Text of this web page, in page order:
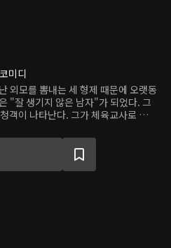
미디
외모를 뽐내는 세 형제 때문에 오랫동
"잘 생기지 않은 남자"가 되었다. 그
객이 나타난다. 그가 체육교사로 일하
앓고 있다. 15년 전, 서연에게 "뚱뚱
거절당한 후, 지독한 다이어트와 운
우는 오랜 정신적 트라우마의 원인 제